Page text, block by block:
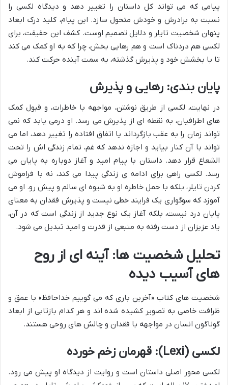
پیامی که می تواند کل داستان را تغییر دهد و دیدگاه لکسی را
نسبت به برادرش و خودش متحول سازد. این پیام، کلید درک ابعاد
پنهان شخصیت تایلر و دلایل تصمیم اوست. کشف این حقیقت، برای
لکسی هم دردناک است و هم رهایی بخش، چرا که به او کمک می کند
تا با بخشش خود و پذیرش گذشته، به سمت آینده حرکت کند.
پایان بندی: رهایی و پذیرش
در نهایت، لکسی از طریق نوشتن، مواجهه با خاطرات، و قبول کمک
های اطرافیان، به نقطه ای از پذیرش می رسد. او درمی یابد که نمی
تواند زمان را به عقب بازگرداند یا اتفاق افتاده را تغییر دهد، اما می
تواند با آن کنار بیاید و اجازه ندهد که غم، تمام زندگی اش را تحت
الشعاع قرار دهد. داستان با پیام امید و آغاز دوباره به پایان می
رسد. لکسی راهی برای ادامه ی زندگی پیدا می کند، نه با فراموش
کردن تایلر، بلکه با حمل خاطره او به شیوه ای سالم و پیش رو. او می
آموزد که سوگواری یک فرایند خطی نیست و پذیرش فقدان به معنای
پایان درد نیست، بلکه آغاز یک نوع جدید از زندگی است که در آن،
یاد عزیزان از دست رفته به منبعی از قدرت و امید تبدیل می شود.
تحلیل شخصیت ها: آینه ای از روح
های آسیب دیده
شخصیت های کتاب «آخرین باری که می گوییم خداحافظ» با عمق و
ظرافت خاصی به تصویر کشیده شده اند و هر کدام بازتابی از ابعاد
گوناگون انسان در مواجهه با فقدان و چالش های روحی هستند.
لکسی (Lexi): قهرمان زخم خورده
لکسی محور اصلی داستان است و روایت از دیدگاه او پیش می رود.